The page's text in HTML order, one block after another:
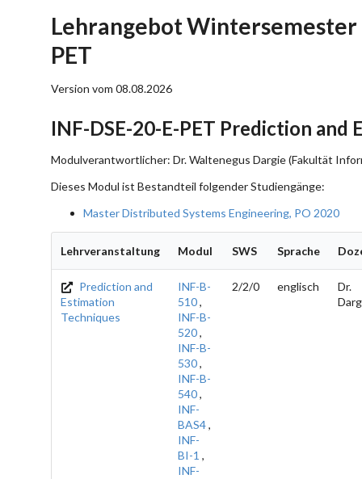
Lehrangebot Wintersemester
PET
Version vom 08.08.2026
INF-DSE-20-E-PET Prediction and
Modulverantwortlicher: Dr. Waltenegus Dargie (Fakultät
Dieses Modul ist Bestandteil folgender Studiengänge:
Master Distributed Systems Engineering, PO 2020
Lehrveranstaltung Modul SWS Sprache
Prediction and
Estimation
Techniques
INF-B-
510,
INF-B-
520,
INF-B-
530,
INF-B-
540,
INF-
BAS4,
INF-
BI-1 ,
INF-
2/2/0 englisch
Dr.